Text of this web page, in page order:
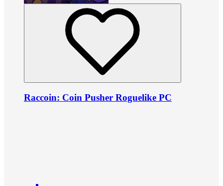
Raccoin: Coin Pusher Roguelike PC